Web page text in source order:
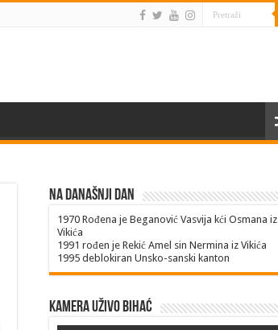
Na današnji dan
1970 Rođena je Beganović Vasvija kći Osmana iz
Vikića
1991 rođen je Rekić Amel sin Nermina iz Vikića
1995 deblokiran Unsko-sanski kanton
Kamera uživo Bihać